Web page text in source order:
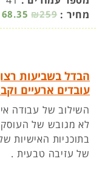
מחיר : ₪259
הבדל בשביעות
עובדים ארעיים
השילוב של עבודה
לא מגובש של
בתוכניות האישיות
של עזיבה טבעית .